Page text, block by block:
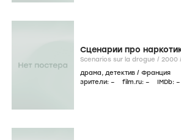
Сценарии про
Scenarios sur la drogue / 2000 /
драма, детектив / Франция
зрители: – film.ru: – IMDb: –